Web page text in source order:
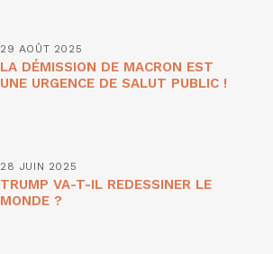
29 AOÛT 2025
LA DÉMISSION DE MACRON EST
UNE URGENCE DE SALUT PUBLIC !
28 JUIN 2025
TRUMP VA-T-IL REDESSINER LE
MONDE ?